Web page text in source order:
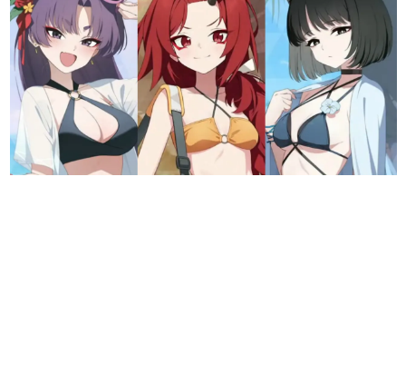
日本モバイルゲーム産業史
日本のモバイルゲーム史における主要なトピック・タイト
ルを網羅するほか、開発者へのインタビューや識者による
解説を掲載。約20年の歴史が一望できる決定版！
若ゲのいたり〜ゲームクリエイターの青春〜
『うつヌケ』『ペンと箸』等で知られるマンガ家・田中圭
一先生によるゲーム業界レポートマンガです。
なんでゲームは面白い？